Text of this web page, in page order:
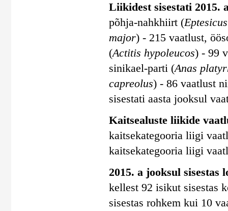
Liikidest sisestati 2015.
põhja-nahkhiirt (
major) - 215 vaatlust,
(Actitis hypoleucos) - 99
sinikael-parti (Anas
capreolus) - 86 vaatlust
sisestati aasta jooksul
Kaitsealuste liikide
kaitsekategooria liigi
kaitsekategooria liigi
2015. a jooksul sisestas
kellest 92 isikut sisestas
sisestas rohkem kui 10